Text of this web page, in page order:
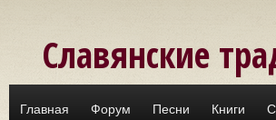
Славянские
Главная Форум Песни Книги